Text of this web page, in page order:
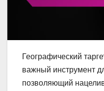
Географический
важный инструмент
позволяющий